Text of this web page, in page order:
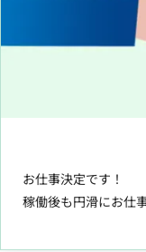
お仕事決定です！
稼働後も円滑にお仕